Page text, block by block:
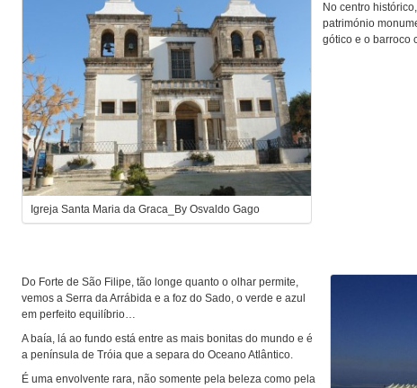
Igreja Santa Maria da Graca_By Osvaldo Gago
No centro
património
gótico e o barroco
Do Forte de São Filipe, tão longe quanto o olhar permite,
vemos a Serra da Arrábida e a foz do Sado, o verde e azul
em perfeito equilíbrio…
A baía, lá ao fundo está entre as mais bonitas do mundo e é
a península de Tróia que a separa do Oceano Atlântico.
É uma envolvente rara, não somente pela beleza como pela